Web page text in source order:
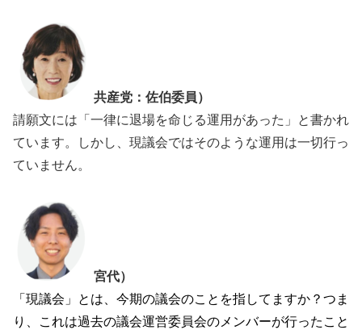
共産党：佐伯委員）
請願文には「一律に退場を命じる運用があった」と書かれ
ています。しかし、現議会ではそのような運用は一切行っ
ていません。
宮代）
「現議会」とは、今期の議会のことを指してますか？つま
り、これは過去の議会運営委員会のメンバーが行ったこと